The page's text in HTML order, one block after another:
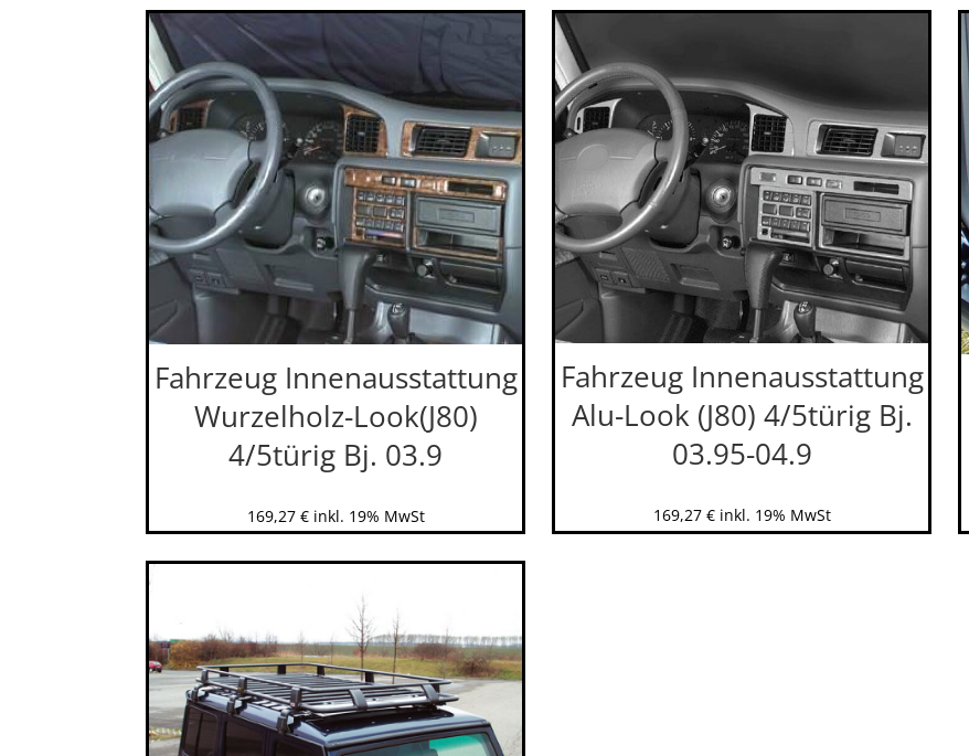
Fahrzeug Innenausstattung
Wurzelholz-Look(J80)
4/5türig Bj. 03.9
169,27 € inkl. 19% MwSt
Fahrzeug Innenausstattung
Alu-Look (J80) 4/5türig Bj.
03.95-04.9
169,27 € inkl. 19% MwSt